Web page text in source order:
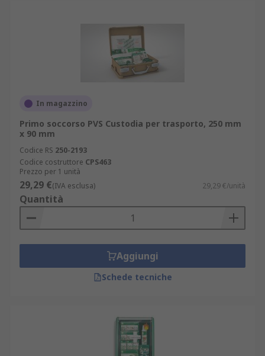
In magazzino
Primo soccorso PVS Custodia per trasporto, 250 mm
x 90 mm
Codice RS 250-2193
Codice costruttore CPS463
Prezzo per 1 unità
29,29 €(IVA esclusa) 29,29 €/unità
Quantità
Aggiungi
Schede tecniche